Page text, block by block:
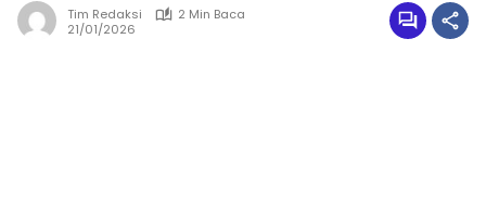
Tim Redaksi
2 Min Baca
21/01/2026